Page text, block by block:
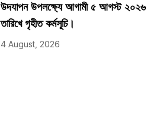
উদযাপন উপলক্ষ্যে আগামী ৫ আগস্ট ২০২৬
তারিখে গৃহীত কর্মসূচি।
4 August, 2026